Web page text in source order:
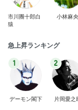
市川團十郎白
猿
小林麻央
急上昇ランキング
1
デーモン閣下
2
片岡愛之